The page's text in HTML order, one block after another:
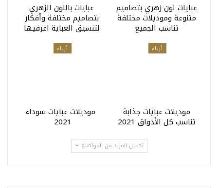
عبايات لون زهري بتصاميم
متنوعة وموديلات مختلفة
تناسب الجميع
عبايات باللون الزهري
بتصاميم مختلفة وأفكار
لتنسيق العباية اعرفيها
أزياء
موديلات عبايات جذابة
تناسب كل الأذواق 2021
أزياء
موديلات عبايات سوداء
2021
تحميل المزيد من المواضيع